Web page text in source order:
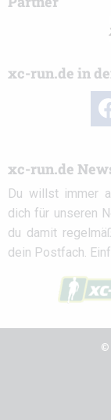
xc-run.de in
xc-run.de
Du willst immer
dich für unseren
du damit
dein Postfach.
©